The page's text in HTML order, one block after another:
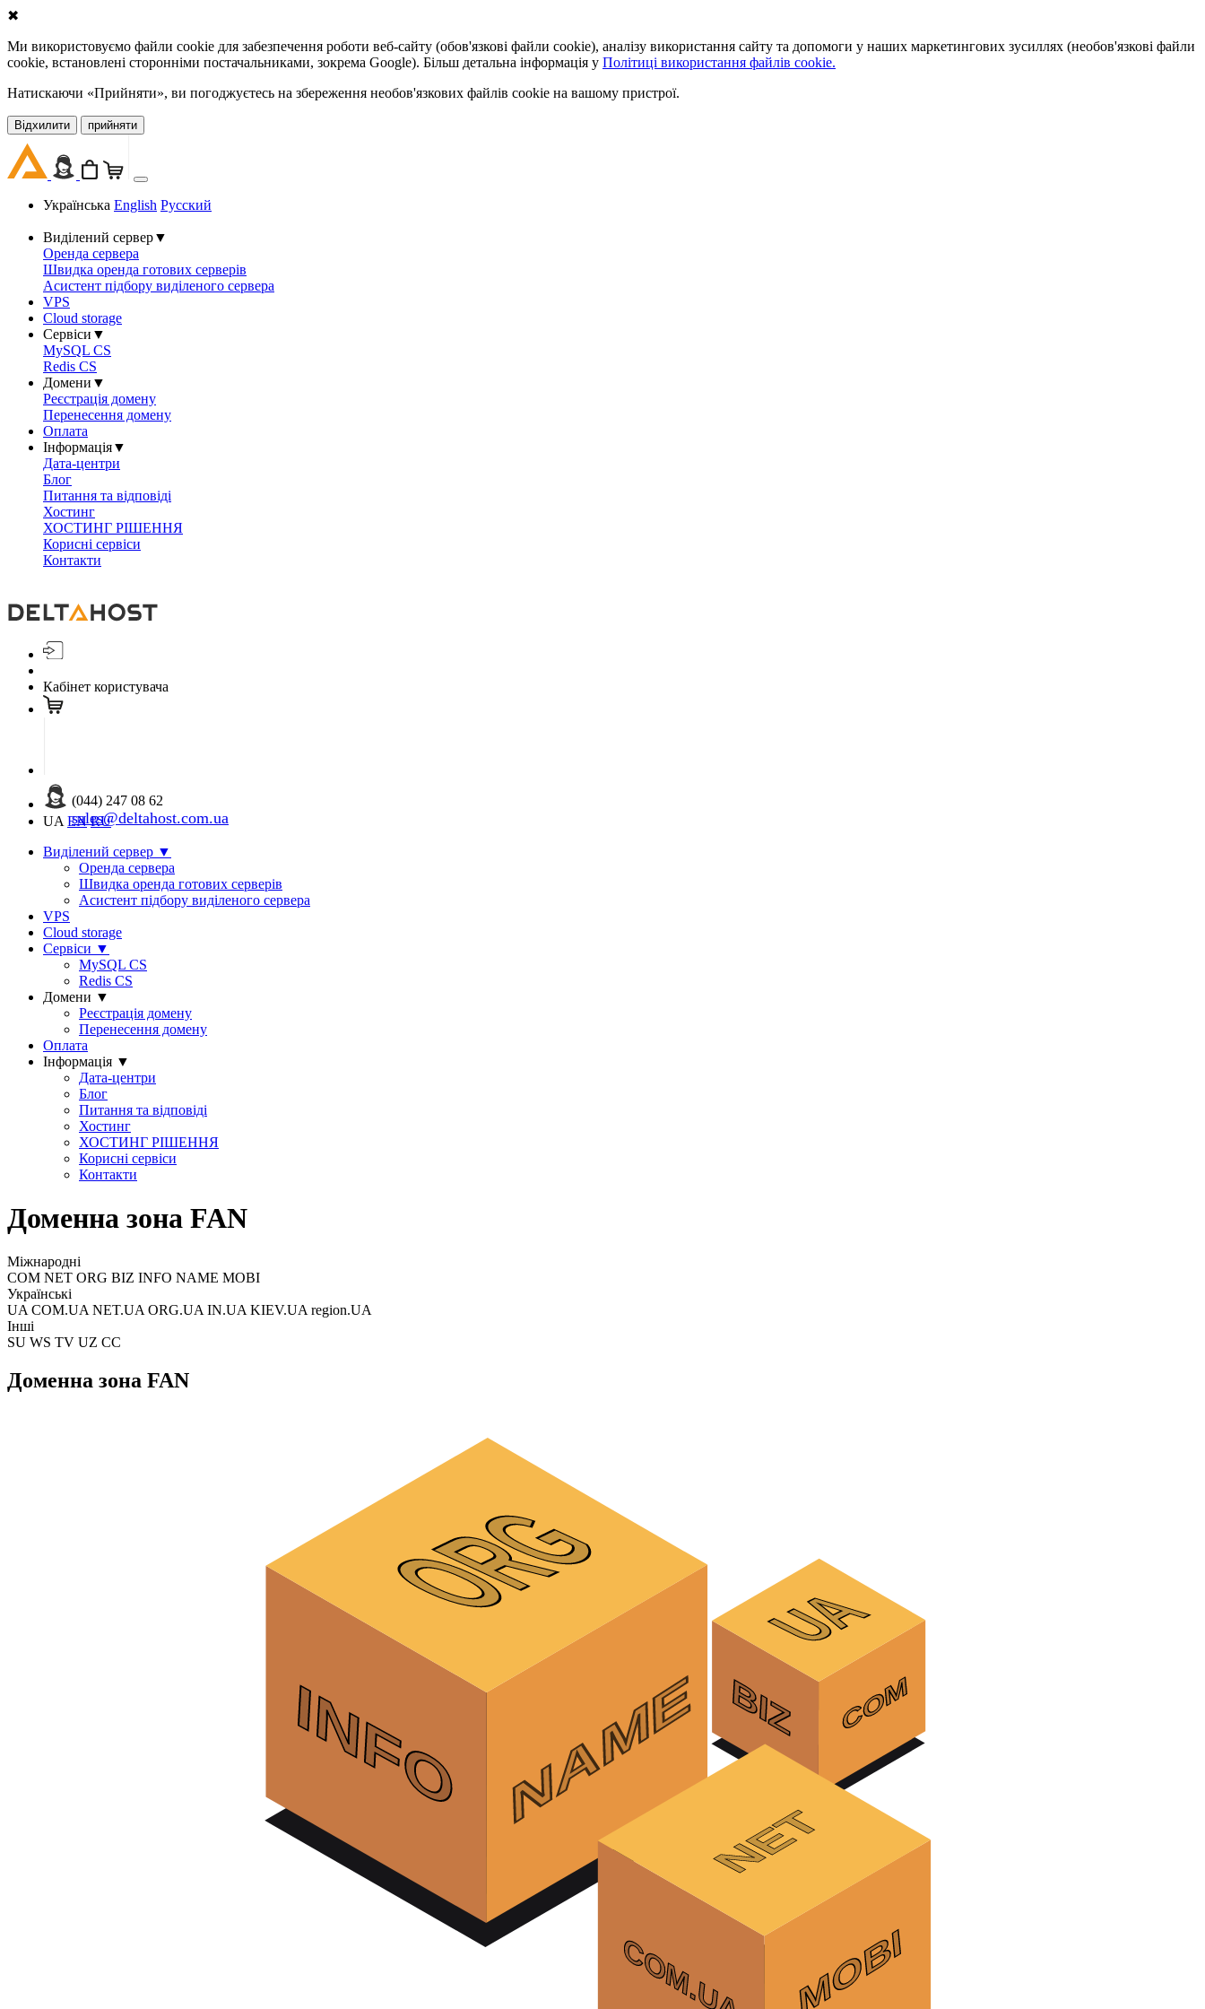
✖
Ми використовуємо файли cookie для забезпечення роботи веб-сайту (обов'язкові файли cookie), аналізу використання сайту та допомоги у наших маркетингових зусиллях (необов'язкові файли
cookie, встановлені сторонніми постачальниками, зокрема Google). Більш детальна інформація у Політиці використання файлів cookie.
Натискаючи «Прийняти», ви погоджуєтесь на збереження необов'язкових файлів cookie на вашому пристрої.
Відхилити прийняти
Українська English Русский
Виділений сервер▼
Оренда сервера
Швидка оренда готових серверів
Асистент підбору виділеного сервера
VPS
Cloud storage
Сервіси ▼
MySQL CS
Redis CS
Домени ▼
Реєстрація домену
Перенесення домену
Оплата
Інформація▼
Дата-центри
Блог
Питання та відповіді
Хостинг
ХОСТИНГ РІШЕННЯ
Корисні сервіси
Контакти
Кабінет користувача
(044) 247 08 62
sales@deltahost.com.ua
UA EN RU
Виділений сервер ▼
Оренда сервера
Швидка оренда готових серверів
Асистент підбору виділеного сервера
VPS
Cloud storage
Сервіси ▼
MySQL CS
Redis CS
Домени ▼
Реєстрація домену
Перенесення домену
Оплата
Інформація ▼
Дата-центри
Блог
Питання та відповіді
Хостинг
ХОСТИНГ РІШЕННЯ
Корисні сервіси
Контакти
Доменна зона FAN
Міжнародні
COM NET ORG BIZ INFO NAME MOBI
Українські
UA COM.UA NET.UA ORG.UA IN.UA KIEV.UA region.UA
Інші
SU WS TV UZ CC
Доменна зона FAN